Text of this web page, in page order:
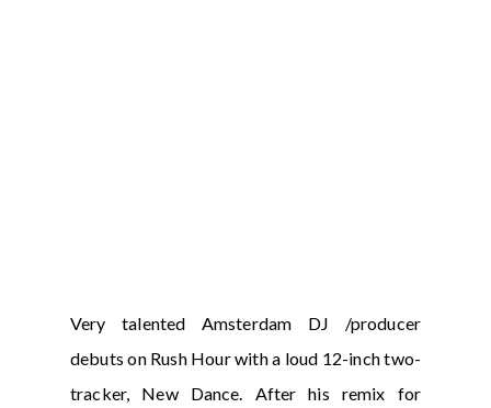
Very talented Amsterdam DJ /producer
debuts on Rush Hour with a loud 12-inch two-
tracker, New Dance. After his remix for